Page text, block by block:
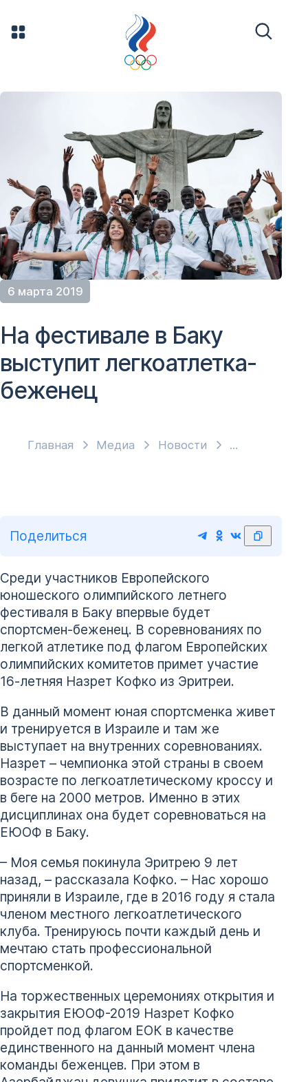
6 марта 2019
Главная Медиа Новости
На фестивале в Баку
выступит легкоатлетка-
беженец
Поделиться
Среди участников Европейского
юношеского олимпийского летнего
фестиваля в Баку впервые будет
спортсмен-беженец. В соревнованиях по
легкой атлетике под флагом Европейских
олимпийских комитетов примет участие
16-летняя Назрет Кофко из Эритреи.
В данный момент юная спортсменка живет
и тренируется в Израиле и там же
выступает на внутренних соревнованиях.
Назрет – чемпионка этой страны в своем
возрасте по легкоатлетическому кроссу и
в беге на 2000 метров. Именно в этих
дисциплинах она будет соревноваться на
ЕЮОФ в Баку.
– Моя семья покинула Эритрею 9 лет
назад, – рассказала Кофко. – Нас хорошо
приняли в Израиле, где в 2016 году я стала
членом местного легкоатлетического
клуба. Тренируюсь почти каждый день и
мечтаю стать профессиональной
спортсменкой.
На торжественных церемониях открытия и
закрытия ЕЮОФ-2019 Назрет Кофко
пройдет под флагом ЕОК в качестве
единственного на данный момент члена
команды беженцев. При этом в